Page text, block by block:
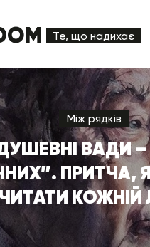
Те, що надихає
Між рядків
ВАДИ –
ПРИТЧА,